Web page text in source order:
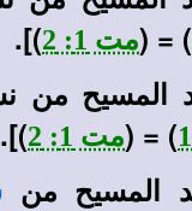
) = (مت 1: 2
)].
المسيح من
) = (مت 1: 2
)].
المسيح من